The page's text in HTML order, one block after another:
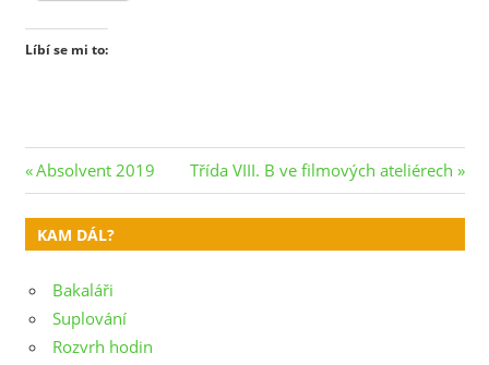
Líbí se mi to:
Navigace
pro
příspěvek
Previous
Post:
Absolvent 2019
Next
Post:
Třída VIII. B ve filmových ateliérech
KAM DÁL?
Bakaláři
Suplování
Rozvrh hodin